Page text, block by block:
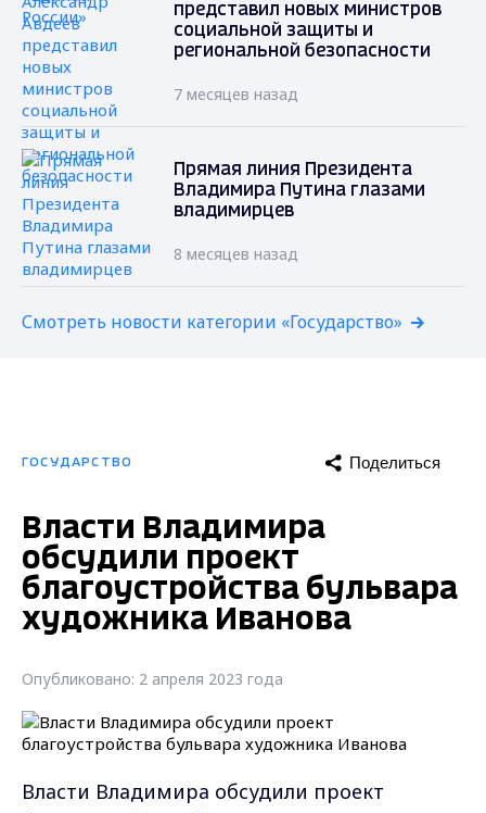
представил новых министров
социальной защиты и
региональной безопасности
7 месяцев назад
Прямая линия Президента
Владимира Путина глазами
владимирцев
8 месяцев назад
Смотреть новости категории «Государство»
ГОСУДАРСТВО Поделиться
Власти Владимира
обсудили проект
благоустройства бульвара
художника Иванова
Опубликовано: 2 апреля 2023 года
Власти Владимира обсудили проект